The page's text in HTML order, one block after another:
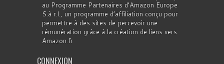
au Programme Partenaires d’Amazon Europe
S.à r.l., un programme d’affiliation conçu pour
permettre à des sites de percevoir une
rémunération grâce à la création de liens vers
Amazon.fr
CONNEXION